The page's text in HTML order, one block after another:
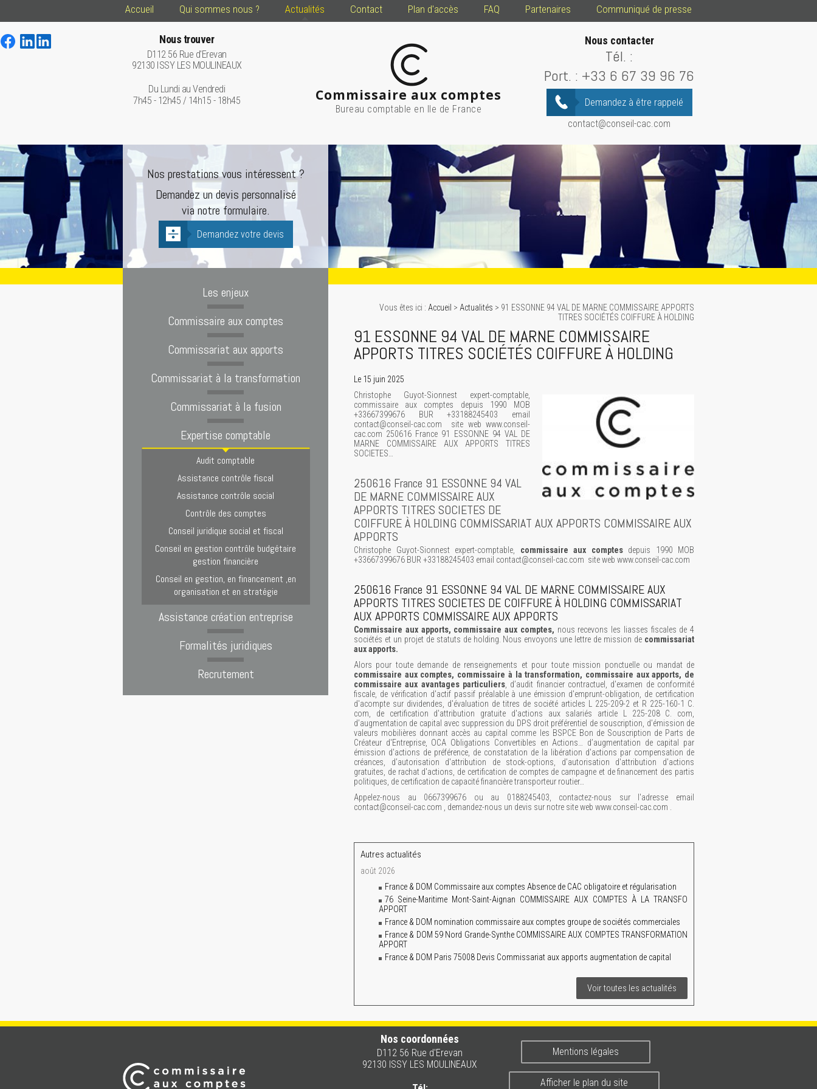
Accueil Qui sommes nous ? Actualités Contact Plan d'accès FAQ Partenaires Communiqué de presse
Commissaire aux comptes
Bureau comptable en Ile de France
Nous trouver
D112 56 Rue d'Erevan
92130 ISSY LES MOULINEAUX
Du Lundi au Vendredi
7h45 - 12h45 / 14h15 - 18h45
Nous contacter
Tél. :
Port. : +33 6 67 39 96 76
Demandez à être rappelé
contact@conseil-cac.com
Nos prestations vous intéressent ?
Demandez un devis personnalisé
via notre formulaire.
Demandez votre devis
Vous êtes ici : Accueil > Actualités > 91 ESSONNE 94 VAL DE MARNE COMMISSAIRE APPORTS
TITRES SOCIÉTÉS COIFFURE À HOLDING
91 ESSONNE 94 VAL DE MARNE COMMISSAIRE
APPORTS TITRES SOCIÉTÉS COIFFURE À HOLDING
Le 15 juin 2025
Christophe Guyot-Sionnest expert-comptable,
commissaire aux comptes depuis 1990 MOB
+33667399676 BUR +33188245403 email
contact@conseil-cac.com site web www.conseil-
cac.com 250616 France 91 ESSONNE 94 VAL DE
MARNE COMMISSAIRE AUX APPORTS TITRES
SOCIETES…
250616 France 91 ESSONNE 94 VAL
DE MARNE COMMISSAIRE AUX
APPORTS TITRES SOCIETES DE
COIFFURE À HOLDING COMMISSARIAT AUX APPORTS COMMISSAIRE AUX
APPORTS
Christophe Guyot-Sionnest expert-comptable, commissaire aux comptesdepuis 1990 MOB
+33667399676 BUR +33188245403 email contact@conseil-cac.com site web www.conseil-cac.com
250616 France 91 ESSONNE 94 VAL DE MARNE COMMISSAIRE AUX
APPORTS TITRES SOCIETES DE COIFFURE À HOLDING COMMISSARIAT
AUX APPORTS COMMISSAIRE AUX APPORTS
Commissaire aux apports, commissaire aux comptes, nous recevons les liasses fiscales de 4
sociétés et un projet de statuts de holding. Nous envoyons une lettre de mission de commissariat
aux apports.
Alors pour toute demande de renseignements et pour toute mission ponctuelle ou mandat de
commissaire aux comptes, commissaire à la transformation, commissaire aux apports, de
commissaire aux avantages particuliers , d’audit financier contractuel, d'examen de conformité
fiscale, de vérification d'actif passif préalable à une émission d'emprunt-obligation, de certification
d'acompte sur dividendes, d'évaluation de titres de société articles L 225-209-2 et R 225-160-1 C.
com, de certification d'attribution gratuite d'actions aux salariés article L 225-208 C. com,
d’augmentation de capital avec suppression du DPS droit préférentiel de souscription, d’émission de
valeurs mobilières donnant accès au capital comme les BSPCE Bon de Souscription de Parts de
Créateur d'Entreprise, OCA Obligations Convertibles en Actions… d’augmentation de capital par
émission d'actions de préférence, de constatation de la libération d'actions par compensation de
créances, d’autorisation d'attribution de stock-options, d’autorisation d'attribution d'actions
gratuites, de rachat d'actions, de certification de comptes de campagne et de financement des partis
politiques, de certification de capacité financière transporteur routier…
Appelez-nous au 0667399676 ou au 0188245403, contactez-nous sur l'adresse email
contact@conseil-cac.com , demandez-nous un devis sur notre site web www.conseil-cac.com .
Autres actualités
août 2026
France & DOM Commissaire aux comptes Absence de CAC obligatoire et régularisation
76 Seine-Maritime Mont-Saint-Aignan COMMISSAIRE AUX COMPTES À LA TRANSFO
APPORT
France & DOM nomination commissaire aux comptes groupe de sociétés commerciales
France & DOM 59 Nord Grande-Synthe COMMISSAIRE AUX COMPTES TRANSFORMATION
APPORT
France & DOM Paris 75008 Devis Commissariat aux apports augmentation de capital
Voir toutes les actualités
Les enjeux
Commissaire aux comptes
Commissariat aux apports
Commissariat à la transformation
Commissariat à la fusion
Expertise comptable
Audit comptable
Assistance contrôle fiscal
Assistance contrôle social
Contrôle des comptes
Conseil juridique social et fiscal
Conseil en gestion contrôle budgétaire
gestion financière
Conseil en gestion, en financement ,en
organisation et en stratégie
Assistance création entreprise
Formalités juridiques
Recrutement
Nos coordonnées
D112 56 Rue d'Erevan
92130 ISSY LES MOULINEAUX
Mentions légales
Afficher le plan du site